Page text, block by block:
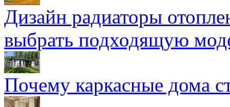
Дизайн радиаторы
выбрать подходящую
Почему каркасные дома